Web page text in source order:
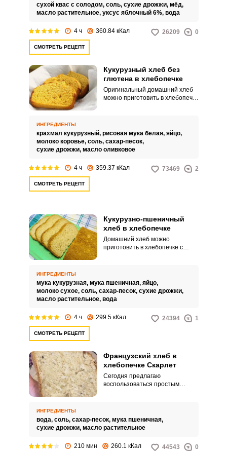
сухой квас с солодом, соль, сухие дрожжи, мёд,
масло растительное, уксус яблочный 6%, вода
4 ч 360.84 кКал 26209 0
СМОТРЕТЬ РЕЦЕПТ
Кукурузный хлеб без
глютена в хлебопечке
Оригинальный домашний хлеб
можно приготовить в хлебопечке
содержащий глютен.
ИНГРЕДИЕНТЫ
крахмал кукурузный, рисовая мука белая, яйцо,
молоко коровье, соль, сахар-песок,
сухие дрожжи, масло оливковое
4 ч 359.37 кКал 73469 2
СМОТРЕТЬ РЕЦЕПТ
Кукурузно-пшеничный
хлеб в хлебопечке
Домашний хлеб можно
приготовить в хлебопечке с
нежным по вкусу.
ИНГРЕДИЕНТЫ
мука кукурузная, мука пшеничная, яйцо,
молоко сухое, соль, сахар-песок, сухие дрожжи,
масло растительное, вода
4 ч 299.5 кКал 24394 1
СМОТРЕТЬ РЕЦЕПТ
Французский хлеб в
хлебопечке Скарлет
Сегодня предлагаю
воспользоваться простым
Ароматный домашний хлеб
получается легким, нежным,
пористым и мягким.
ИНГРЕДИЕНТЫ
вода, соль, сахар-песок, мука пшеничная,
сухие дрожжи, масло растительное
210 мин 260.1 кКал 44543 0
Запомнить меня
ВХОД
ЕЩЕ НЕ ЗАРЕГИСТРИРОВАННЫ?